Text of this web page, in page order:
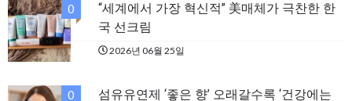
0
“세계에서 가장 혁신적” 美매체가 극찬한 한
국 선크림
2026년 06월 25일
0
섬유유연제 ‘좋은 향’ 오래갈수록 ‘건강에는